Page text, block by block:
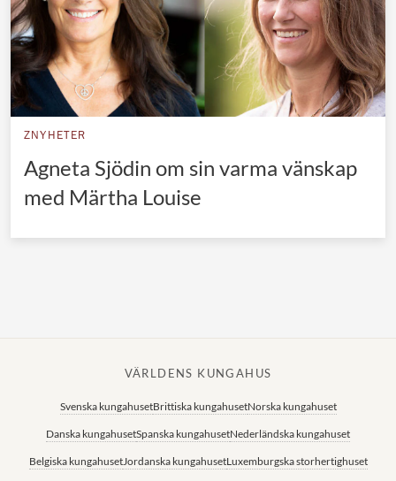
Spanska kungahuset
Nederländska kungahuset
Belgiska kungahuset
Jordanska kungahuset
Japanska kejsarhuset
Thailändska kungahuset
ZNYHETER
Agneta Sjödin om sin varma vänskap
med Märtha Louise
VÄRLDENS KUNGAHUS
Svenska kungahusetBrittiska kungahusetNorska kungahuset
Danska kungahusetSpanska kungahusetNederländska kungahuset
Belgiska kungahusetJordanska kungahusetLuxemburgska storhertighuset